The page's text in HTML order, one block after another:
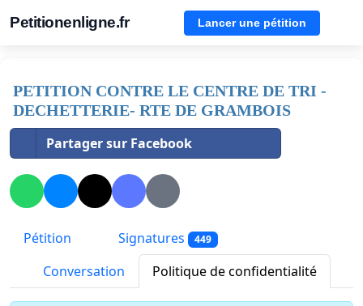
Petitionenligne.fr Lancer une pétition
PETITION CONTRE LE CENTRE DE TRI -
DECHETTERIE- RTE DE GRAMBOIS
Partager sur Facebook
Pétition Signatures 449
Conversation Politique de confidentialité